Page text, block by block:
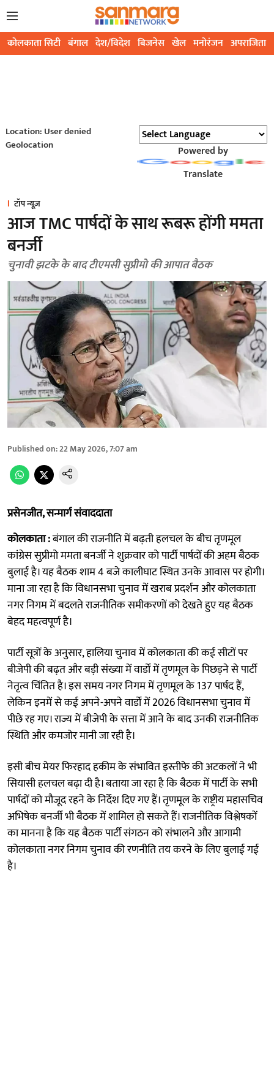
कोलकाता सिटी बंगाल देश/विदेश बिजनेस खेल मनोरंजन अपराजिता
Location: User denied
Geolocation
Powered by
Translate
टॉप न्यूज़
आज TMC पार्षदों के साथ रूबरू होंगी ममता
बनर्जी
चुनावी झटके के बाद टीएमसी सुप्रीमो की आपात बैठक
Published on:22 May 2026, 7:07 am
प्रसेनजीत, सन्मार्ग संवाददाता
कोलकाता :बंगाल की राजनीति में बढ़ती हलचल के बीच तृणमूल
कांग्रेस सुप्रीमो ममता बनर्जी ने शुक्रवार को पार्टी पार्षदों की अहम बैठक
बुलाई है। यह बैठक शाम 4 बजे कालीघाट स्थित उनके आवास पर होगी।
माना जा रहा है कि विधानसभा चुनाव में खराब प्रदर्शन और कोलकाता
नगर निगम में बदलते राजनीतिक समीकरणों को देखते हुए यह बैठक
बेहद महत्वपूर्ण है।
पार्टी सूत्रों के अनुसार, हालिया चुनाव में कोलकाता की कई सीटों पर
बीजेपी की बढ़त और बड़ी संख्या में वार्डों में तृणमूल के पिछड़ने से पार्टी
नेतृत्व चिंतित है। इस समय नगर निगम में तृणमूल के 137 पार्षद हैं,
लेकिन इनमें से कई अपने-अपने वार्डों में 2026 विधानसभा चुनाव में
पीछे रह गए। राज्य में बीजेपी के सत्ता में आने के बाद उनकी राजनीतिक
स्थिति और कमजोर मानी जा रही है।
इसी बीच मेयर फिरहाद हकीम के संभावित इस्तीफे की अटकलों ने भी
सियासी हलचल बढ़ा दी है। बताया जा रहा है कि बैठक में पार्टी के सभी
पार्षदों को मौजूद रहने के निर्देश दिए गए हैं। तृणमूल के राष्ट्रीय महासचिव
अभिषेक बनर्जी भी बैठक में शामिल हो सकते हैं। राजनीतिक विश्लेषकों
का मानना है कि यह बैठक पार्टी संगठन को संभालने और आगामी
कोलकाता नगर निगम चुनाव की रणनीति तय करने के लिए बुलाई गई
है।